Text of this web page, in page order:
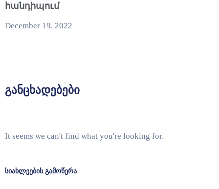
հանդիպում
December 19, 2022
განცხადებები
It seems we can't find what you're looking for.
სიახლეების გამოწერა